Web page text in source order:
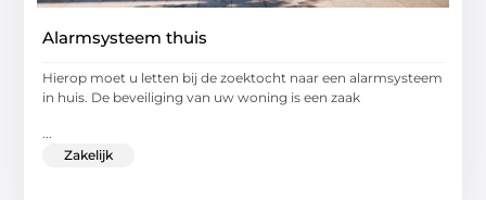
Alarmsysteem thuis
Hierop moet u letten bij de zoektocht naar een alarmsysteem
in huis. De beveiliging van uw woning is een zaak
Zakelijk